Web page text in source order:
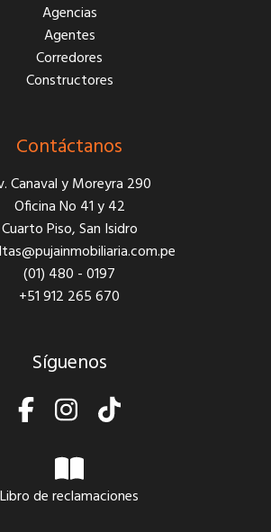
Agencias
Agentes
Corredores
Constructores
Contáctanos
Canaval y Moreyra 290
Oficina No 41 y 42
Cuarto Piso, San Isidro
(01) 480 - 0197
+51 912 265 670
Síguenos
Libro de reclamaciones